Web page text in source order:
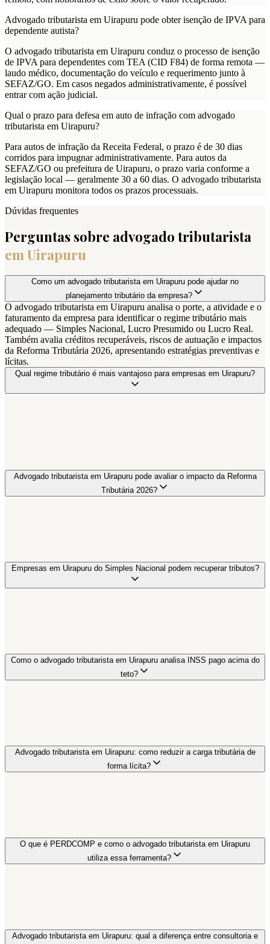
Advogado tributarista em Uirapuru pode obter isenção de IPVA para
dependente autista?
O advogado tributarista em Uirapuru conduz o processo de isenção
de IPVA para dependentes com TEA (CID F84) de forma remota —
laudo médico, documentação do veículo e requerimento junto à
SEFAZ/GO. Em casos negados administrativamente, é possível
entrar com ação judicial.
Qual o prazo para defesa em auto de infração com advogado
tributarista em Uirapuru?
Para autos de infração da Receita Federal, o prazo é de 30 dias
corridos para impugnar administrativamente. Para autos da
SEFAZ/GO ou prefeitura de Uirapuru, o prazo varia conforme a
legislação local — geralmente 30 a 60 dias. O advogado tributarista
em Uirapuru monitora todos os prazos processuais.
Dúvidas frequentes
Perguntas sobre advogado tributarista
emUirapuru
Como um advogado tributarista em Uirapuru pode ajudar no
planejamento tributário da empresa?
O advogado tributarista em Uirapuru analisa o porte, a atividade e o
faturamento da empresa para identificar o regime tributário mais
adequado — Simples Nacional, Lucro Presumido ou Lucro Real.
Também avalia créditos recuperáveis, riscos de autuação e impactos
da Reforma Tributária 2026, apresentando estratégias preventivas e
lícitas.
Qual regime tributário é mais vantajoso para empresas em Uirapuru?
Advogado tributarista em Uirapuru pode avaliar o impacto da Reforma
Tributária 2026?
Empresas em Uirapuru do Simples Nacional podem recuperar tributos?
Como o advogado tributarista em Uirapuru analisa INSS pago acima do
teto?
Advogado tributarista em Uirapuru: como reduzir a carga tributária de
forma lícita?
O que é PERDCOMP e como o advogado tributarista em Uirapuru
utiliza essa ferramenta?
Advogado tributarista em Uirapuru: qual a diferença entre consultoria e